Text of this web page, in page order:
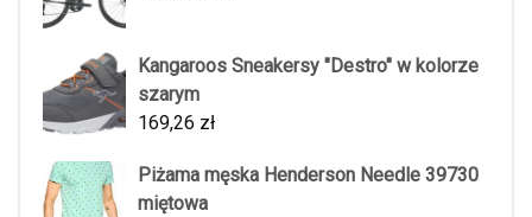
Kangaroos Sneakersy "Destro" w kolorze
szarym
169,26 zł
Piżama męska Henderson Needle 39730
miętowa